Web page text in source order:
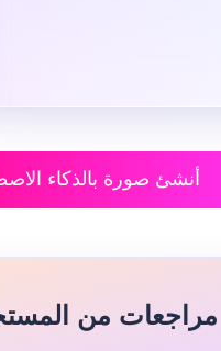
أنشئ صورة بالذكاء
مراجعات من